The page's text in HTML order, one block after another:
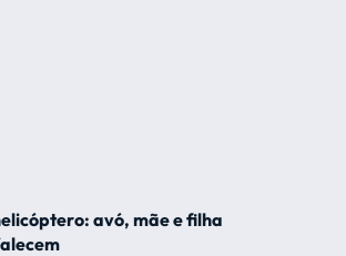
avó, mãe e filha